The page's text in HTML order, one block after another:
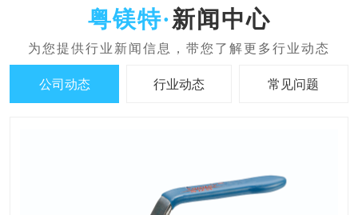
新闻中心
公司动态 行业动态 常见问题